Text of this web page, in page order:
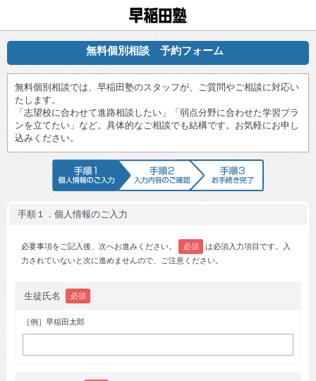
無料個別相談 予約フォーム
無料個別相談では、早稲田塾のスタッフが、ご質問やご相談に対応い
たします。
「志望校に合わせて進路相談したい」「弱点分野に合わせた学習プラ
ンを立てたい」など。具体的なご相談でも結構です。お気軽にお申し
込みください。
手順1 個人情報のご入力手順2 入力内容のご確認
手順１．個人情報のご入力
必要事項をご記入後、次へお進みください。 必須
は必須入力項目です。入
力されていないと次に進めませんので、ご注意ください。
生徒氏名 必須
［例］早稲田太郎